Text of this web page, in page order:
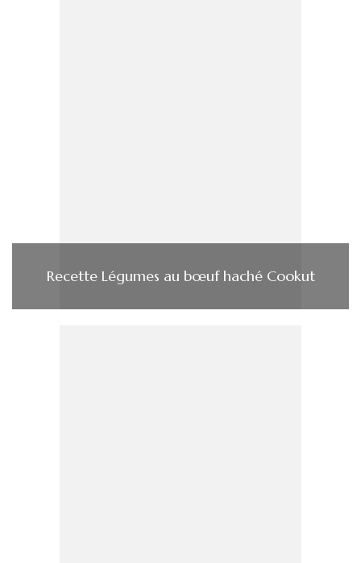
Recette Légumes au bœuf haché Cookut